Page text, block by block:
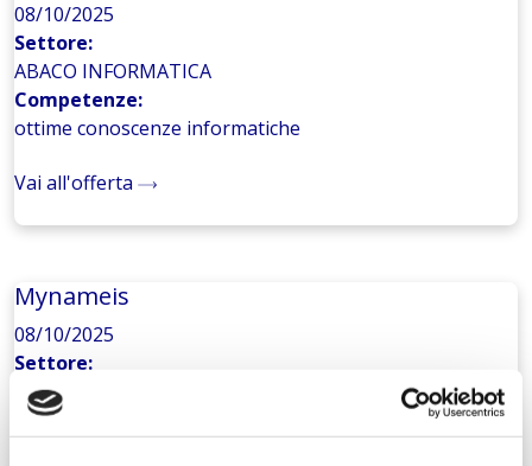
08/10/2025
Settore:
ABACO INFORMATICA
Competenze:
ottime conoscenze informatiche
Vai all'offerta
Mynameis
08/10/2025
Settore:
Turismo
Competenze: